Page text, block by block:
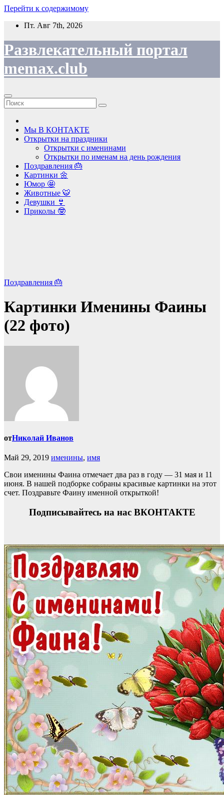
Перейти к содержимому
Пт. Авг 7th, 2026
Развлекательный портал
memax.club
Мы В КОНТАКТЕ
Открытки на праздники
Открытки с именинами
Открытки по именам на день рождения
Поздравления 🎂
Картинки 🌼
Юмор 🤩
Животные 🐯
Девушки 👙
Приколы 🤓
Поздравления 🎂
Картинки Именины Фаины
(22 фото)
отНиколай Иванов
Май 29, 2019 именины, имя
Свои именины Фаина отмечает два раз в году — 31 мая и 11
июня. В нашей подборке собраны красивые картинки на этот
счет. Поздравьте Фаину именной открыткой!
Подписывайтесь на нас ВКОНТАКТЕ